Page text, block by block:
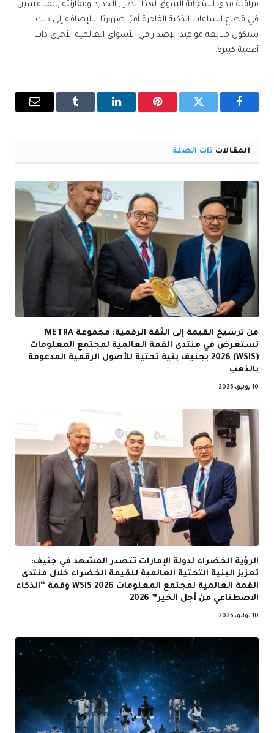
مراقبة مدى استجابة السوق لهذا الطراز الجديد ومقارنته بالمنافسين
في قطاع الساعات الذكية الفاخرة أمرًا ضروريًا. بالإضافة إلى ذلك،
ستكون متابعة مواعيد الإصدار في الأسواق العالمية الأخرى ذات
أهمية كبيرة.
فيسبوك تويتر بينتيريستلينكدإن Tumblr
البريد
المقالات ذات الصلة
من ترسيخ القيمة إلى الثقة الرقمية: مجموعة METRA
تستعرض في منتدى القمة العالمية لمجتمع المعلومات
(WSIS) 2026 بجنيف بنية تحتية للأصول الرقمية المدعومة
بالذهب
10 يوليو، 2026
الرؤية الخضراء لدولة الإمارات تتصدر المشهد في جنيف:
تعزيز البنية التحتية العالمية للقيمة الخضراء خلال منتدى
القمة العالمية لمجتمع المعلومات WSIS 2026 وقمة “الذكاء
الاصطناعي من أجل الخير” 2026
10 يوليو، 2026